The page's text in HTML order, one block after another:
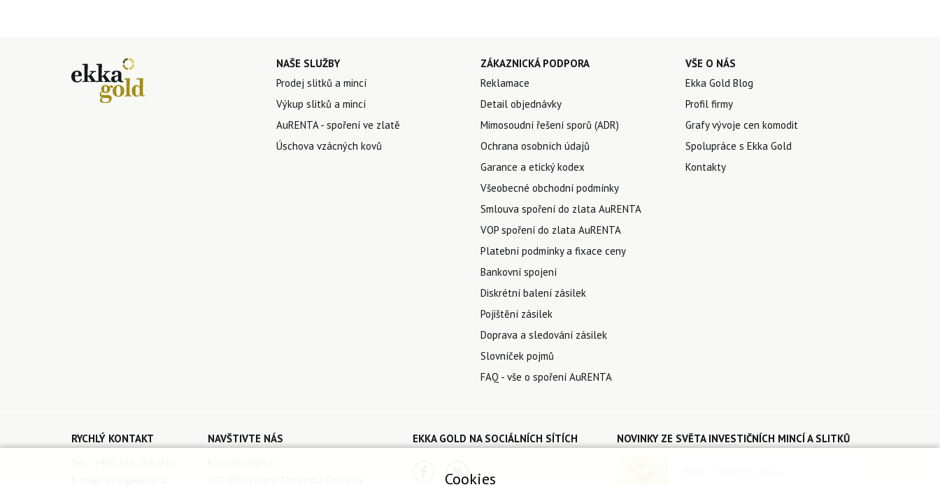
NAŠE SLUŽBY
Prodej slitků a mincí
Výkup slitků a mincí
AuRENTA - spoření ve zlatě
Úschova vzácných kovů
ZÁKAZNICKÁ PODPORA
Reklamace
Detail objednávky
Mimosoudní řešení sporů (ADR)
Ochrana osobních údajů
Garance a etický kodex
Všeobecné obchodní podmínky
Smlouva spoření do zlata AuRENTA
VOP spoření do zlata AuRENTA
Platební podmínky a fixace ceny
Bankovní spojení
Diskrétní balení zásilek
Pojištění zásilek
Doprava a sledování zásilek
Slovníček pojmů
FAQ - vše o spoření AuRENTA
VŠE O NÁS
Ekka Gold Blog
Profil firmy
Grafy vývoje cen komodit
Spolupráce s Ekka Gold
Kontakty
RYCHLÝ KONTAKT
NAVŠTIVTE NÁS
EKKA GOLD NA SOCIÁLNÍCH SÍTÍCH NOVINKY ZE SVĚTA INVESTIČNÍCH MINCÍ A SLITKŮ
Cookies